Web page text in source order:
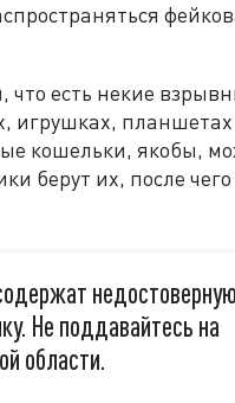
что есть некие
игрушках,
кошельки, якобы,
берут их, после чего
недостоверную
Не поддавайтесь на
области.